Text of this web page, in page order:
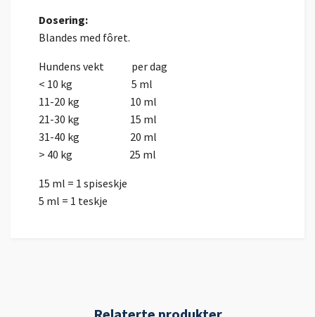
Dosering:
Blandes med fôret.
Hundens vekt per dag
< 10 kg 5 ml
11-20 kg 10 ml
21-30 kg 15 ml
31-40 kg 20 ml
> 40 kg 25 ml
15 ml = 1 spiseskje
5 ml = 1 teskje